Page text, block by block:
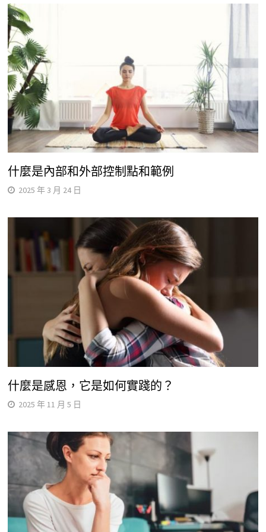
什麼是內部和外部控制點和範例
2025 年 3 月 24 日
什麼是感恩，它是如何實踐的？
2025 年 11 月 5 日